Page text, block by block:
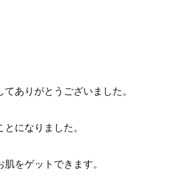
ありがとうございました。
になりました。
をゲットできます。